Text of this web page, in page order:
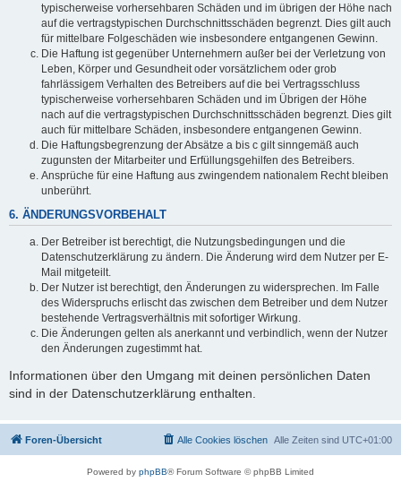
typischerweise vorhersehbaren Schäden und im übrigen der Höhe nach
auf die vertragstypischen Durchschnittsschäden begrenzt. Dies gilt auch
für mittelbare Folgeschäden wie insbesondere entgangenen Gewinn.
Die Haftung ist gegenüber Unternehmern außer bei der Verletzung von
Leben, Körper und Gesundheit oder vorsätzlichem oder grob
fahrlässigem Verhalten des Betreibers auf die bei Vertragsschluss
typischerweise vorhersehbaren Schäden und im Übrigen der Höhe
nach auf die vertragstypischen Durchschnittsschäden begrenzt. Dies gilt
auch für mittelbare Schäden, insbesondere entgangenen Gewinn.
Die Haftungsbegrenzung der Absätze a bis c gilt sinngemäß auch
zugunsten der Mitarbeiter und Erfüllungsgehilfen des Betreibers.
Ansprüche für eine Haftung aus zwingendem nationalem Recht bleiben
unberührt.
6. ÄNDERUNGSVORBEHALT
Der Betreiber ist berechtigt, die Nutzungsbedingungen und die
Datenschutzerklärung zu ändern. Die Änderung wird dem Nutzer per E-
Mail mitgeteilt.
Der Nutzer ist berechtigt, den Änderungen zu widersprechen. Im Falle
des Widerspruchs erlischt das zwischen dem Betreiber und dem Nutzer
bestehende Vertragsverhältnis mit sofortiger Wirkung.
Die Änderungen gelten als anerkannt und verbindlich, wenn der Nutzer
den Änderungen zugestimmt hat.
Informationen über den Umgang mit deinen persönlichen Daten
sind in der Datenschutzerklärung enthalten.
Foren-Übersicht Alle Zeiten sind UTC+01:00
Alle Cookies löschen
Powered by phpBB® Forum Software © phpBB Limited